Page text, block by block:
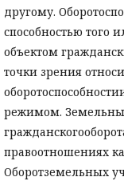
другому.
способностью того
объектом
точки зрения
режимом.
правоотношениях
Оборотземельных